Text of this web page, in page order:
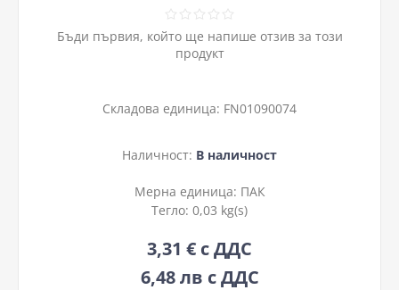
Бъди първия, който ще напише отзив за този
продукт
Складова единица: FN01090074
Наличност: В наличност
Мерна единица: ПАК
Тегло: 0,03 kg(s)
3,31 € с ДДС
6,48 лв с ДДС